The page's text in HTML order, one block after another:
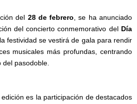
del 28 de febrero , se ha anunciado
del concierto conmemorativo del Día
la festividad se vestirá de gala para rendir
musicales más profundas, centrando
pasodoble.
es la participación de destacados